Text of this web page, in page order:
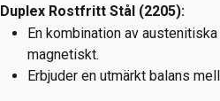
Duplex Rostfritt Stål (2205):
En kombination av
magnetiskt.
Erbjuder en utmärkt balans